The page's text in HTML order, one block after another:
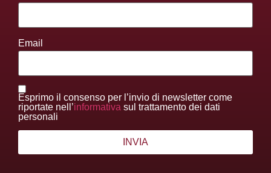
Email
Esprimo il consenso per l’invio di newsletter come
riportate nell’informativa sul trattamento dei dati
personali